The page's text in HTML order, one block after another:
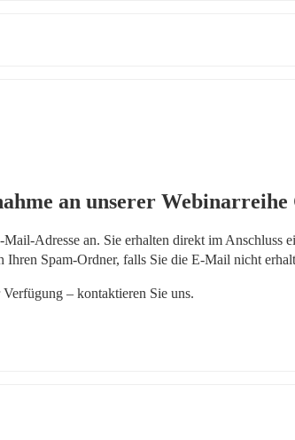
an unserer Webinarreihe
Adresse an. Sie erhalten direkt im Anschluss
Spam-Ordner, falls Sie die E-Mail nicht
Verfügung – kontaktieren Sie uns.